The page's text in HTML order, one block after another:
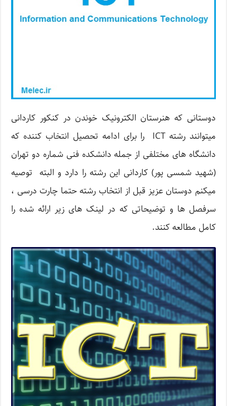
دوستانی که هنرستان الکترونیک خوندن در کنکور کاردانی
میتوانند رشته ICT را برای ادامه تحصیل انتخاب کننده که
دانشگاه های مختلفی از جمله دانشکده فنی شماره دو تهران
(شهید شمسی پور) کاردانی این رشته را دارد و البته توصیه
میکنم دوستان عزیز قبل از انتخاب رشته حتما چارت درسی ،
سرفصل ها و توضیحاتی که در لینک های زیر ارائه شده را
کامل مطالعه کنند.